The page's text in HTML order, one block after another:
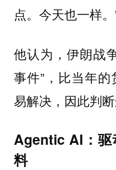
点。今天也一样。
他认为，伊朗战
事件”，比当年
易解决，因此判
Agentic AI：驱
料